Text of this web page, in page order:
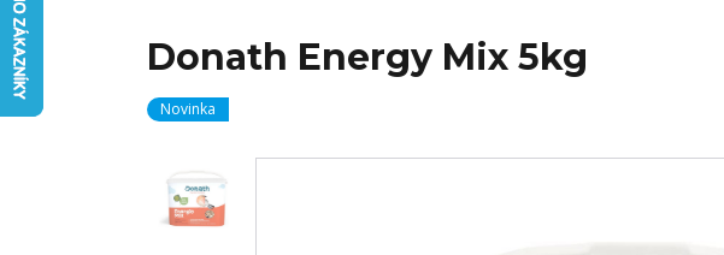
Donath Energy Mix 5kg
Novinka